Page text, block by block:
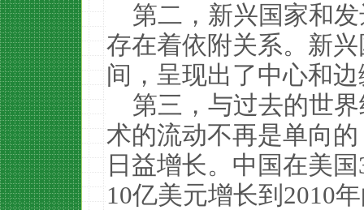
第二，新兴国家和
存在着依附关系。新
间，呈现出了中心和
第三，与过去的世
术的流动不再是单向
日益增长。中国在美
10亿美元增长到2010